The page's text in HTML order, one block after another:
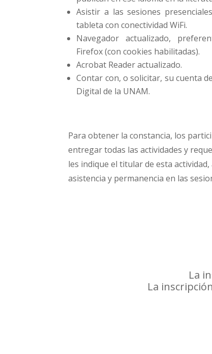
Asistir a las sesiones
tableta con conectividad WiFi.
Navegador actualizado,
Firefox (con cookies habilitadas).
Acrobat Reader actualizado.
Contar con, o solicitar, su cuenta
Digital de la UNAM.
Para obtener la constancia, los
entregar todas las actividades y
les indique el titular de esta
asistencia y permanencia en las
La
La